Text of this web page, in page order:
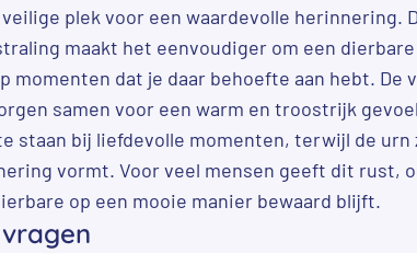
plek voor een waardevolle herinnering.
maakt het eenvoudiger om een dierbare
momenten dat je daar behoefte aan hebt. De
samen voor een warm en troostrijk
staan bij liefdevolle momenten, terwijl de urn
vormt. Voor veel mensen geeft dit rust,
op een mooie manier bewaard blijft.